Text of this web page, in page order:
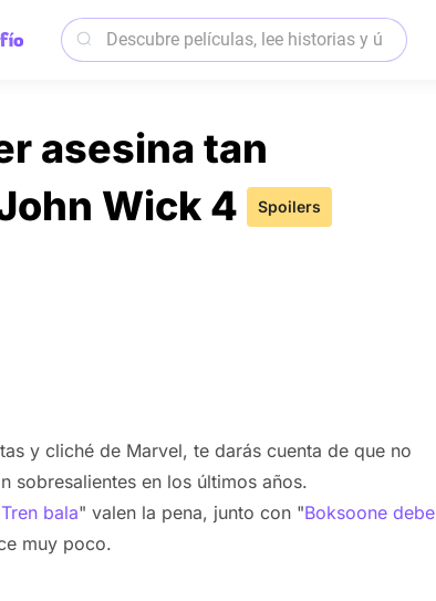
asesina tan
Wick 4
Spoilers
y cliché de Marvel, te darás cuenta de que no
sobresalientes en los últimos años.
Tren bala" valen la pena, junto con "Boksoone debe
muy poco.